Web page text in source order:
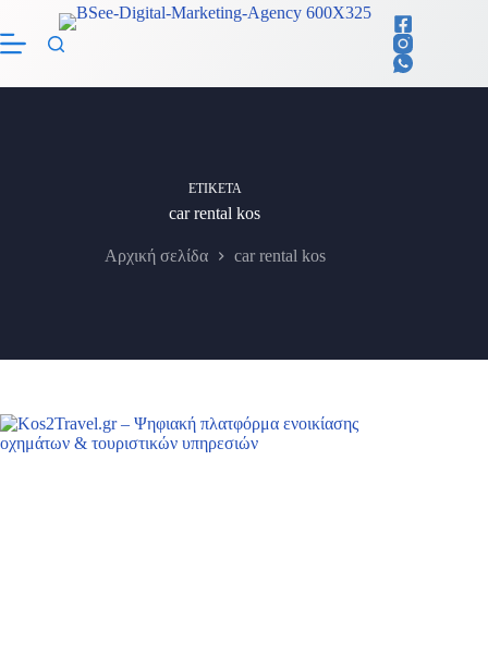
περιεχόμενο
ΕΤΙΚΈΤΑ
car rental kos
Αρχική σελίδα car rental kos